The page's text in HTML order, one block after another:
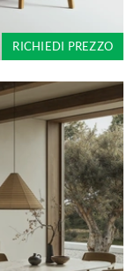
RICHIEDI PREZZO